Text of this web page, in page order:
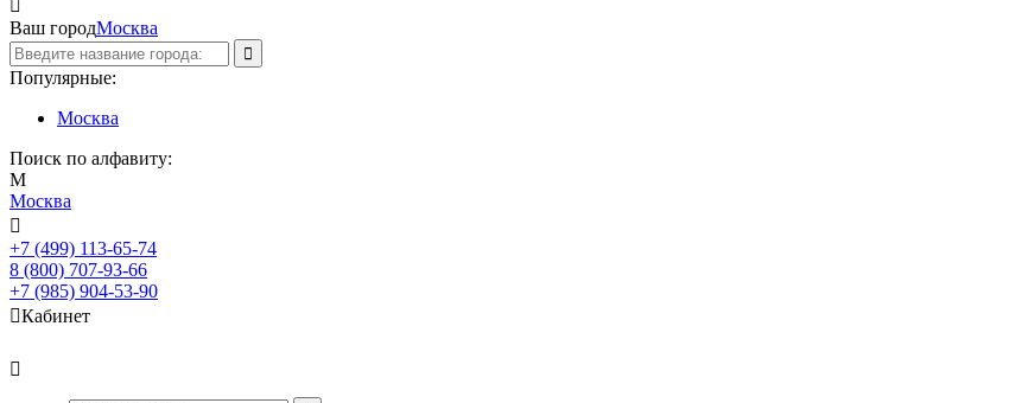

Ваш городМосква
Популярные:
Москва
Поиск по алфавиту:
М
Москва

+7 (499) 113-65-74
8 (800) 707-93-66
+7 (985) 904-53-90
Кабинет
